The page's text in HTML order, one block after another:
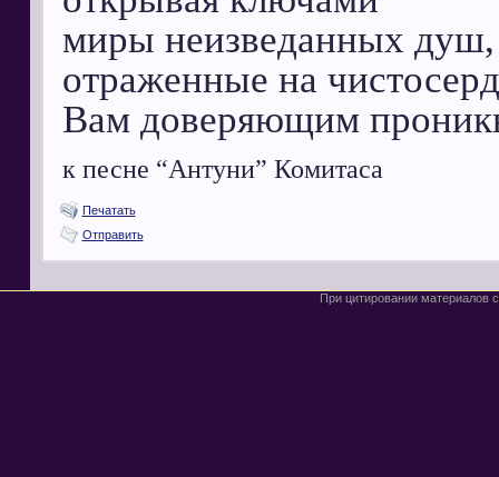
миры неизведанных душ,
отраженные на
Вам доверяющим
к песне “Антуни” Комитаса
Печатать
Отправить
При цитировании материалов